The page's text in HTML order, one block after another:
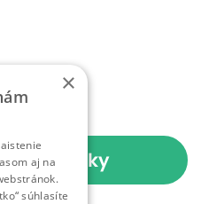
ponuky
×
aj na
súhlasíte